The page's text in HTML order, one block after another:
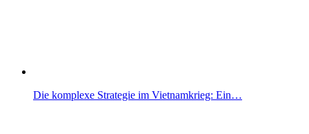
Die komplexe Strategie im Vietnamkrieg: Ein…